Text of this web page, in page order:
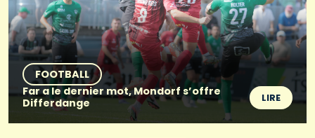
FOOTBALL
Far a le dernier mot, Mondorf s’offre
Differdange
LIRE